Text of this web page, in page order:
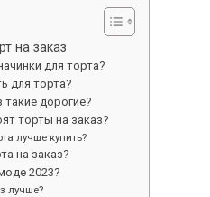
на заказ
для торта?
для торта?
дорогие?
торты на заказ?
лучше купить?
на заказ?
2023?
лучше?